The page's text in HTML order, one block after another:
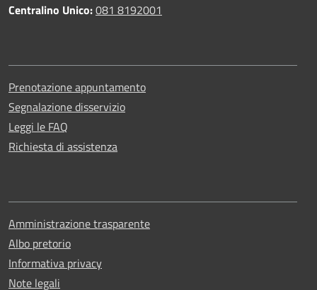
Centralino Unico:081 8192001
Prenotazione appuntamento
Segnalazione disservizio
Leggi le FAQ
Richiesta di assistenza
Amministrazione trasparente
Albo pretorio
Informativa privacy
Note legali